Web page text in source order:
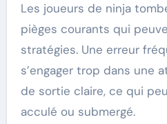
Les joueurs de ninja
pièges courants qui
stratégies. Une erreur
s’engager trop dans une
de sortie claire, ce qui
acculé ou submergé.